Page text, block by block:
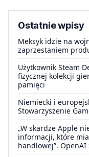
Ostatnie wpisy
Meksyk idzie na
zaprzestaniem
Użytkownik Steam
fizycznej kolekcji
pamięci
Niemiecki i
Stowarzyszenie
„W skardze Apple
informacji, które
handlowej”.